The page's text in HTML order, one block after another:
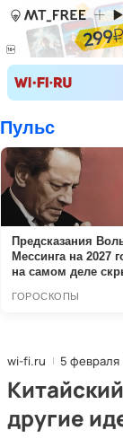
wi-fi.ru 5 февраля
другие